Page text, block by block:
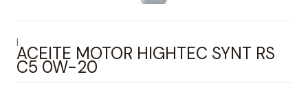
|
ACEITE MOTOR HIGHTEC SYNT RS
C5 0W-20